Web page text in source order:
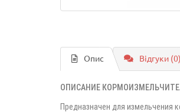
Опис Відгуки (0)
ОПИСАНИЕ
Предназначен для измельчения